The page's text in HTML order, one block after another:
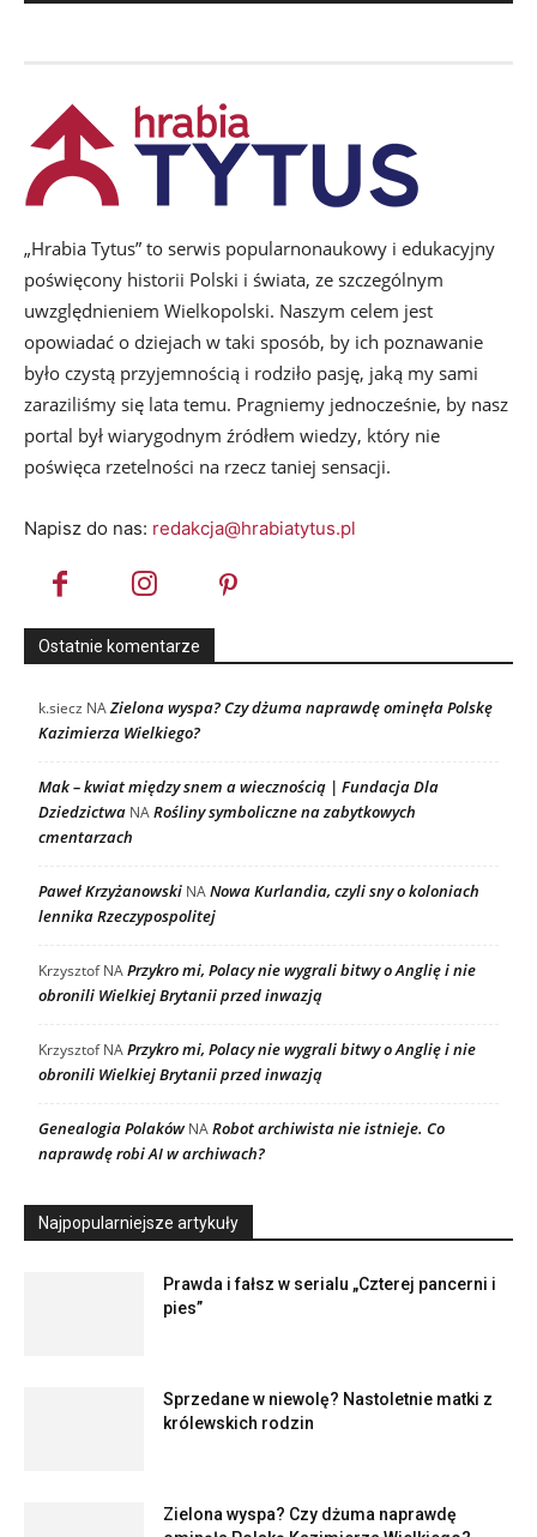
„Hrabia Tytus” to serwis popularnonaukowy i edukacyjny
poświęcony historii Polski i świata, ze szczególnym
uwzględnieniem Wielkopolski. Naszym celem jest
opowiadać o dziejach w taki sposób, by ich poznawanie
było czystą przyjemnością i rodziło pasję, jaką my sami
zaraziliśmy się lata temu. Pragniemy jednocześnie, by nasz
portal był wiarygodnym źródłem wiedzy, który nie
poświęca rzetelności na rzecz taniej sensacji.
Napisz do nas: redakcja@hrabiatytus.pl
Ostatnie komentarze
k.siecz NAZielona wyspa? Czy dżuma naprawdę ominęła Polskę
Kazimierza Wielkiego?
Mak – kwiat między snem a wiecznością | Fundacja Dla
Dziedzictwa NARośliny symboliczne na zabytkowych
cmentarzach
Paweł Krzyżanowski NANowa Kurlandia, czyli sny o koloniach
lennika Rzeczypospolitej
KrzysztofNAPrzykro mi, Polacy nie wygrali bitwy o Anglię i nie
obronili Wielkiej Brytanii przed inwazją
KrzysztofNAPrzykro mi, Polacy nie wygrali bitwy o Anglię i nie
obronili Wielkiej Brytanii przed inwazją
Genealogia PolakówNARobot archiwista nie istnieje. Co
naprawdę robi AI w archiwach?
Najpopularniejsze artykuły
Prawda i fałsz w serialu „Czterej pancerni i
pies”
Sprzedane w niewolę? Nastoletnie matki z
królewskich rodzin
Zielona wyspa? Czy dżuma naprawdę